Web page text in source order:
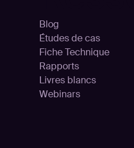
Blog
Études de cas
Fiche Technique
Rapports
Livres blancs
Webinars